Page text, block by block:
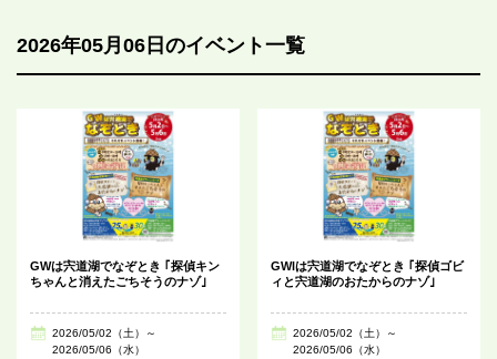
2026年05月06日のイベント一覧
GWは宍道湖でなぞとき ｢探偵キン
ちゃんと消えたごちそうのナゾ｣
2026/05/02（土）～
2026/05/06（水）
GWlは宍道湖でなぞとき ｢探偵ゴビ
ィと宍道湖のおたからのナゾ｣
2026/05/02（土）～
2026/05/06（水）